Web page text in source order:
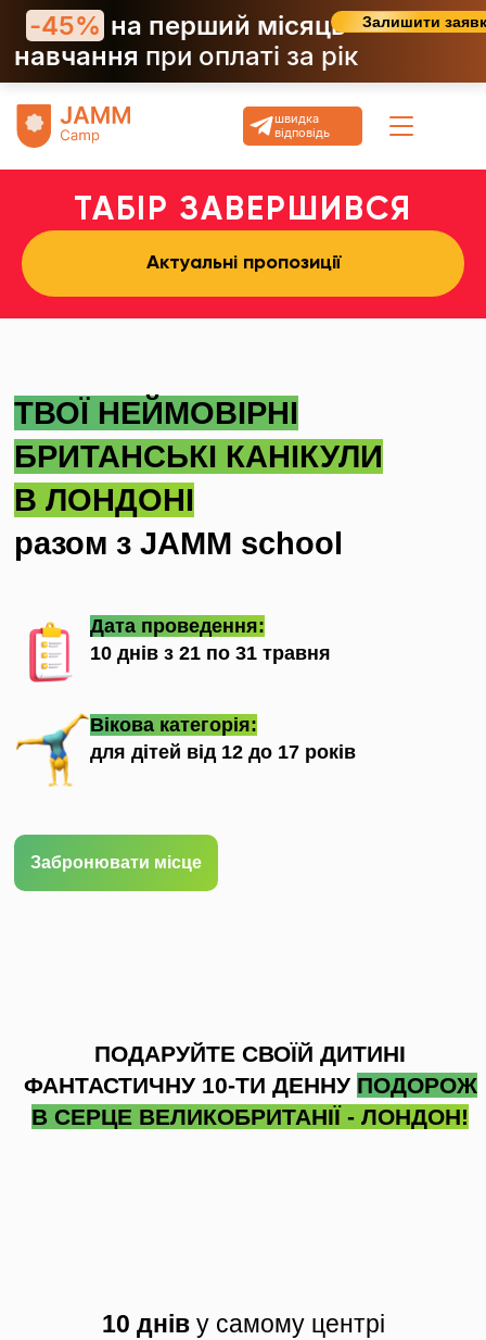
-45% на перший місяць
навчання при оплаті за рік
Залишити
швидка
відповідь
ТАБІР ЗАВЕРШИВСЯ
Актуальні пропозиції
ТВОЇ НЕЙМОВIРНI
БРИТАНСЬКІ КАНІКУЛИ
В ЛОНДОНІ
разом з JAMM school
Дата проведення:
10 днів з 21 по 31 травня
Вікова категорія:
для дітей від 12 до 17 років
Забронювати місце
ПОДАРУЙТЕ СВОЇЙ ДИТИНІ
ФАНТАСТИЧНУ 10-ТИ ДЕННУ ПОДОРОЖ
В СЕРЦЕ ВЕЛИКОБРИТАНІЇ - ЛОНДОН!
10 дніву самому центрі